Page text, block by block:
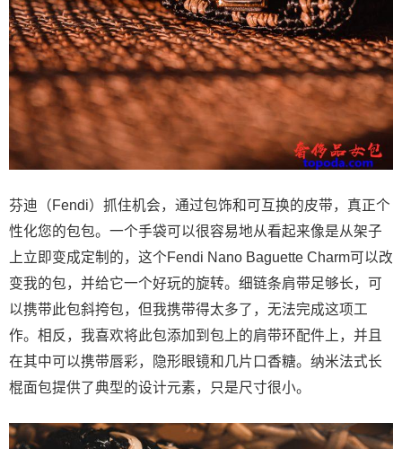
芬迪（Fendi）抓住机会，通过包饰和可互换的皮带，真正个
性化您的包包。一个手袋可以很容易地从看起来像是从架子
上立即变成定制的，这个Fendi Nano Baguette Charm可以改
变我的包，并给它一个好玩的旋转。细链条肩带足够长，可
以携带此包斜挎包，但我携带得太多了，无法完成这项工
作。相反，我喜欢将此包添加到包上的肩带环配件上，并且
在其中可以携带唇彩，隐形眼镜和几片口香糖。纳米法式长
棍面包提供了典型的设计元素，只是尺寸很小。